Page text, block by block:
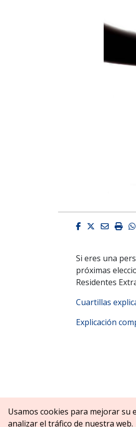
Facebook
Twitter
Email
Si eres una
próximas
Residentes
Cuartillas
Explicación
Parque
Usamos cookies para mejorar su
analizar el tráfico de nuestra web.